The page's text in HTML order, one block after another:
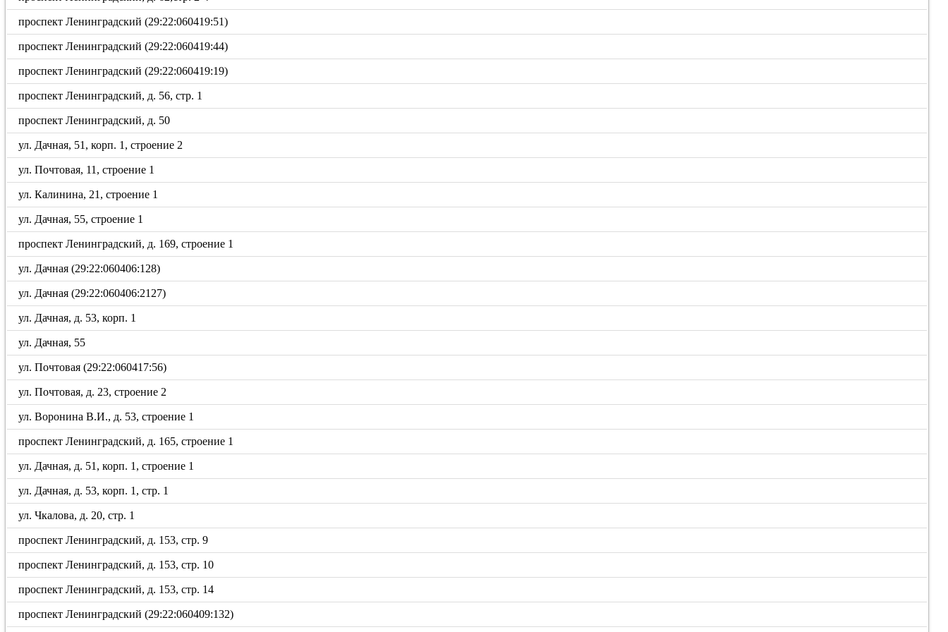
проспект Ленинградский (29:22:060419:51)
проспект Ленинградский (29:22:060419:44)
проспект Ленинградский (29:22:060419:19)
проспект Ленинградский, д. 56, стр. 1
проспект Ленинградский, д. 50
ул. Дачная, 51, корп. 1, строение 2
ул. Почтовая, 11, строение 1
ул. Калинина, 21, строение 1
ул. Дачная, 55, строение 1
проспект Ленинградский, д. 169, строение 1
ул. Дачная (29:22:060406:128)
ул. Дачная (29:22:060406:2127)
ул. Дачная, д. 53, корп. 1
ул. Дачная, 55
ул. Почтовая (29:22:060417:56)
ул. Почтовая, д. 23, строение 2
ул. Воронина В.И., д. 53, строение 1
проспект Ленинградский, д. 165, строение 1
ул. Дачная, д. 51, корп. 1, строение 1
ул. Дачная, д. 53, корп. 1, стр. 1
ул. Чкалова, д. 20, стр. 1
проспект Ленинградский, д. 153, стр. 9
проспект Ленинградский, д. 153, стр. 10
проспект Ленинградский, д. 153, стр. 14
проспект Ленинградский (29:22:060409:132)